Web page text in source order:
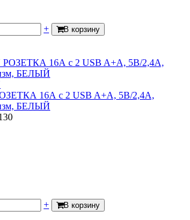
+ В корзину
16А c 2 USB A+A, 5В/2,4А,
БЕЛЫЙ
+ В корзину